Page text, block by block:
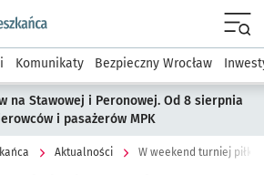
podserwis: Dla mieszkańca
Komunikaty Bezpieczny Wrocław
na Stawowej i Peronowej. Od 8 sierpnia
i pasażerów MPK
Aktualności W weekend turniej